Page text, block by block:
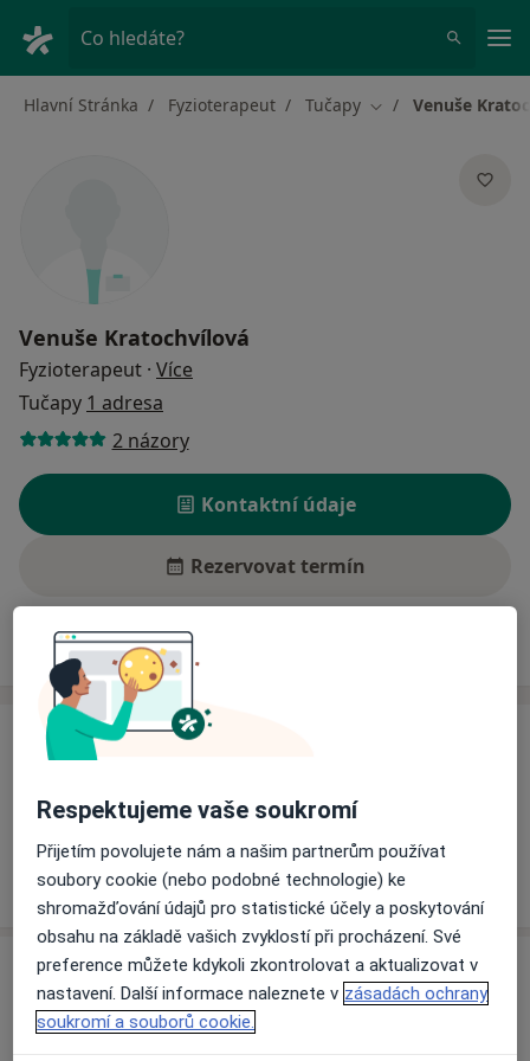
Co hledáte?
Hlavní Stránka Fyzioterapeut Tučapy Změna města
Venuše
Venuše Kratochvílová
Fyzioterapeut · Více
Tučapy 1 adresa
2 názory
Kontaktní údaje
Rezervovat termín
Ceník Adresy
Ceník
Tento specialista ještě nepřidával žádné informace o
svých službách.
Adresa
Rehabilitační pracoviště
Respektujeme vaše soukromí
Přijetím povolujete nám a našim partnerům používat
soubory cookie (nebo podobné technologie) ke
shromažďování údajů pro statistické účely a poskytování
obsahu na základě vašich zvyklostí při procházení. Své
preference můžete kdykoli zkontrolovat a aktualizovat v
nastavení. Další informace naleznete v zásadách ochrany
soukromí a souborů cookie.